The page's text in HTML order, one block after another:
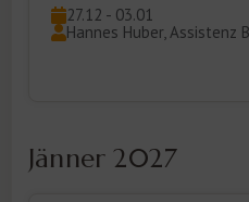
27.12 - 03.01
Hannes Huber, Assistenz
Jänner 2027